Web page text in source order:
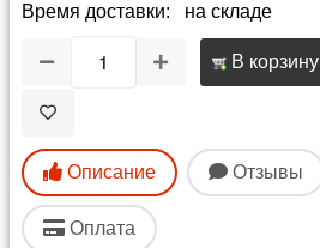
Время доставки: на складе
В корзину
Описание Отзывы
Оплата